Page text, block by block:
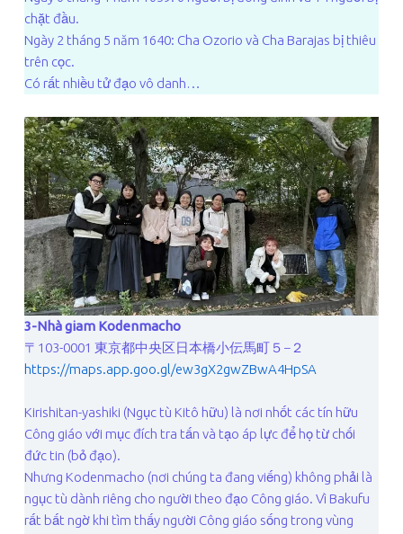
chặt đầu.
Ngày 2 tháng 5 năm 1640: Cha Ozorio và Cha Barajas bị thiêu
trên cọc.
Có rất nhiều tử đạo vô danh…
3-Nhà giam Kodenmacho
〒103-0001 東京都中央区日本橋小伝馬町５−２
https://maps.app.goo.gl/ew3gX2gwZBwA4HpSA
Kirishitan-yashiki (Ngục tù Kitô hữu) là nơi nhốt các tín hữu
Công giáo với mục đích tra tấn và tạo áp lực để họ từ chối
đức tin (bỏ đạo).
Nhưng Kodenmacho (nơi chúng ta đang viếng) không phải là
ngục tù dành riêng cho người theo đạo Công giáo. Vì Bakufu
rất bất ngờ khi tìm thấy người Công giáo sống trong vùng